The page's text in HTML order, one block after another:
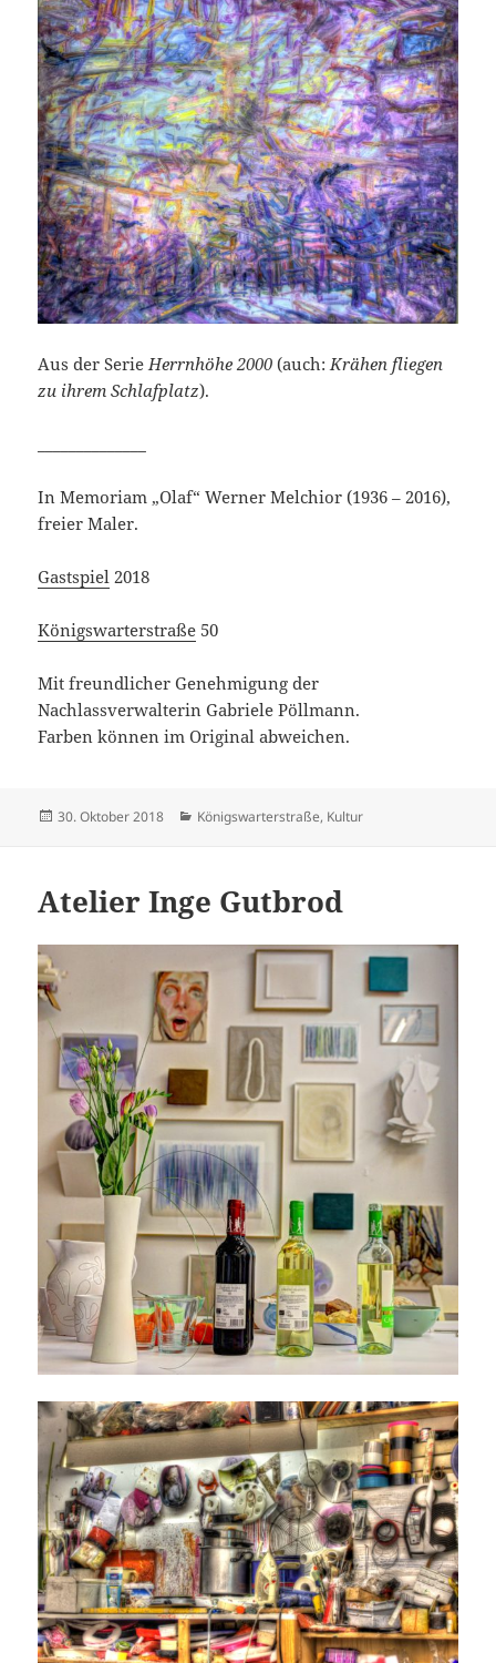
Aus der SerieHerrnhöhe 2000 (auch: Krähen fliegen
zu ihrem Schlafplatz).
In Memoriam „Olaf“ Werner Melchior (1936 – 2016),
freier Maler.
Gastspiel 2018
Königswarterstraße 50
Mit freundlicher Genehmigung der
Nachlassverwalterin Gabriele Pöllmann.
Farben können im Original abweichen.
Veröffentlicht
30. Oktober 2018 Kategorien
Königswarterstraße, Kultur
Atelier Inge Gutbrod